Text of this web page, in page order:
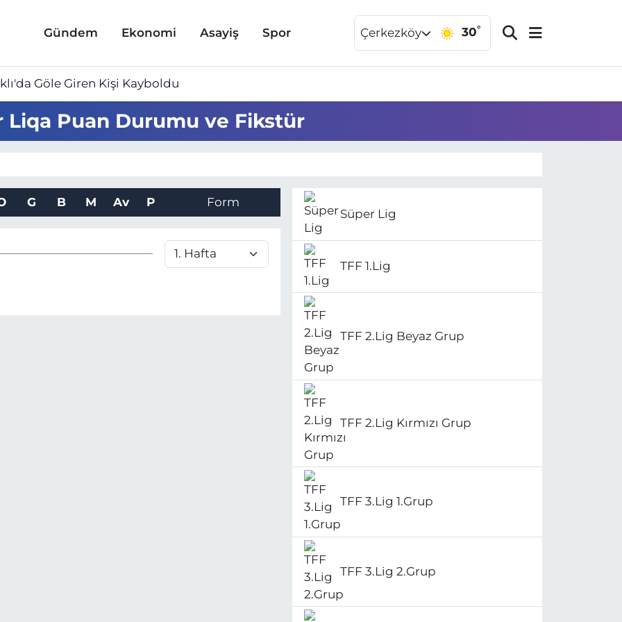
Gündem Ekonomi Asayiş Spor Çerkezköy 30°
Göle Giren Kişi Kayboldu
Puan Durumu ve Fikstür
G B M Av P Form
Süper Lig
TFF 1.Lig
TFF 2.Lig Beyaz Grup
TFF 2.Lig Kırmızı Grup
TFF 3.Lig 1.Grup
TFF 3.Lig 2.Grup